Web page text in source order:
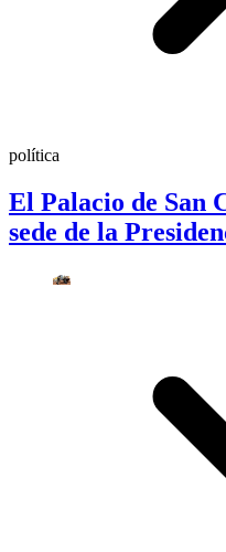
política
El Palacio de San
sede de la